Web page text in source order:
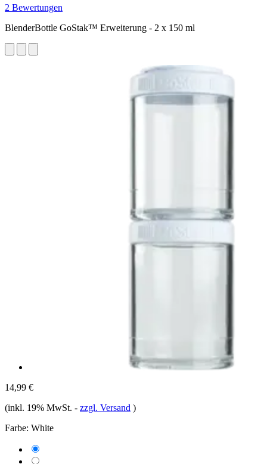
2 Bewertungen
BlenderBottle GoStak™ Erweiterung - 2 x 150 ml
14,99 €
(inkl. 19% MwSt. - zzgl. Versand )
Farbe: White